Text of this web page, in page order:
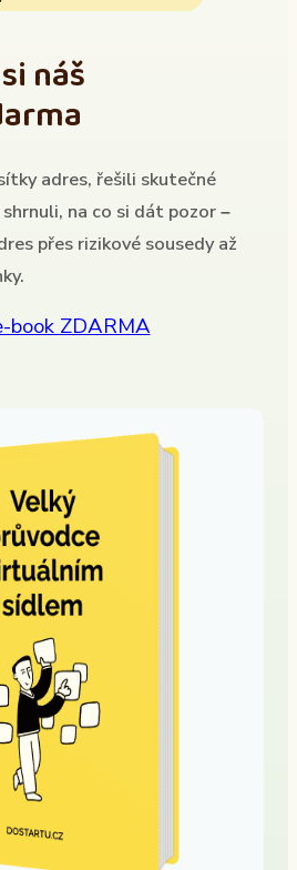
náš
adres, řešili skutečné
na co si dát pozor –
přes rizikové sousedy až
book ZDARMA